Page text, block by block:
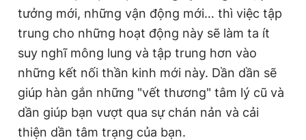
tưởng mới, những vận động mới… thì việc tập
trung cho những hoạt động này sẽ làm ta ít
suy nghĩ mông lung và tập trung hơn vào
những kết nối thần kinh mới này. Dần dần sẽ
giúp hàn gắn những "vết thương" tâm lý cũ và
dần giúp bạn vượt qua sự chán nản và cải
thiện dần tâm trạng của bạn.